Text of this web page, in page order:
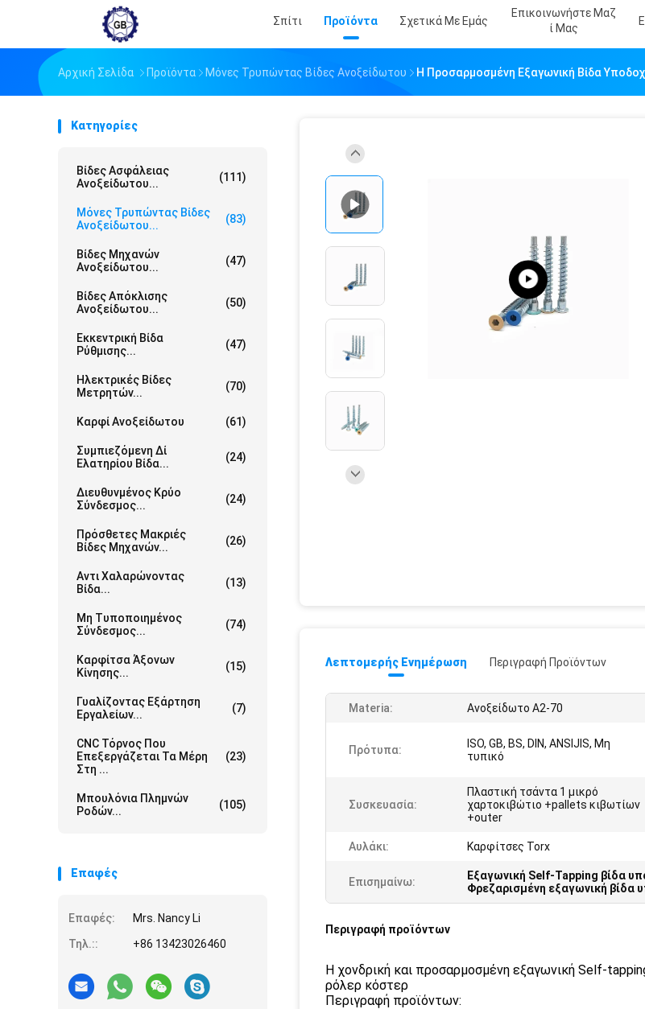
Σπίτι Προϊόντα Σχετικά Με Εμάς
Επικοινωνήστε Μαζ
Ί Μας
Αρχική Σελίδα Προϊόντα Μόνες Τρυπώντας Βίδες Ανοξείδωτου Η Προσαρμοσμένη Εξαγωνική Βίδα
Κατηγορίες
Βίδες Ασφάλειας
Ανοξείδωτου...
(111)
Μόνες Τρυπώντας Βίδες
Ανοξείδωτου...
(83)
Βίδες Μηχανών
Ανοξείδωτου...
(47)
Βίδες Απόκλισης
Ανοξείδωτου...
(50)
Εκκεντρική Βίδα
Ρύθμισης...
(47)
Ηλεκτρικές Βίδες
Μετρητών...
(70)
Καρφί Ανοξείδωτου (61)
Συμπιεζόμενη Δί
Ελατηρίου Βίδα...
(24)
Διευθυνμένος Κρύο
Σύνδεσμος...
(24)
Πρόσθετες Μακριές
Βίδες Μηχανών...
(26)
Αντι Χαλαρώνοντας
Βίδα...
(13)
Μη Τυποποιημένος
Σύνδεσμος...
(74)
Καρφίτσα Άξονων
Κίνησης...
(15)
Γυαλίζοντας Εξάρτηση
Εργαλείων...
(7)
CNC Τόρνος Που
Επεξεργάζεται Τα Μέρη
Στη ...
(23)
Μπουλόνια Πλημνών
Ροδών...
(105)
Επαφές
Επαφές:
Mrs. Nancy Li
Τηλ.::
+86 13423026460
Λεπτομερής Ενημέρωση Περιγραφή Προϊόντων
Materia: Ανοξείδωτο A2-70
Πρότυπα:
ISO, GB, BS, DIN, ANSIJIS, Μη
τυπικό
Συσκευασία:
Πλαστική τσάντα 1 μικρό
χαρτοκιβώτιο +pallets κιβωτίων
+outer
Αυλάκι: Καρφίτσες Torx
Επισημαίνω: Εξαγωνική Self-Tapping βίδα
Φρεζαρισμένη εξαγωνική βίδα
Περιγραφή προϊόντων
Η χονδρική και προσαρμοσμένη εξαγωνική Self-
ρόλερ κόστερ
Περιγραφή προϊόντων: